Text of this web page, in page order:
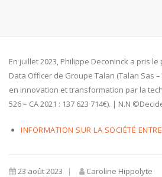
En juillet 2023, Philippe Deconinck a pris
Data Officer de Groupe Talan (Talan Sas
en innovation et transformation par la
526 – CA 2021 : 137 623 714€). | N.N
INFORMATION SUR LA SOCIÉTÉ
23 août 2023
Caroline Hippolyte